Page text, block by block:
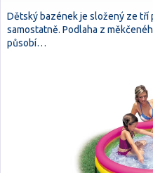
Dětský bazének je složený ze tří
samostatně. Podlaha z
působí…